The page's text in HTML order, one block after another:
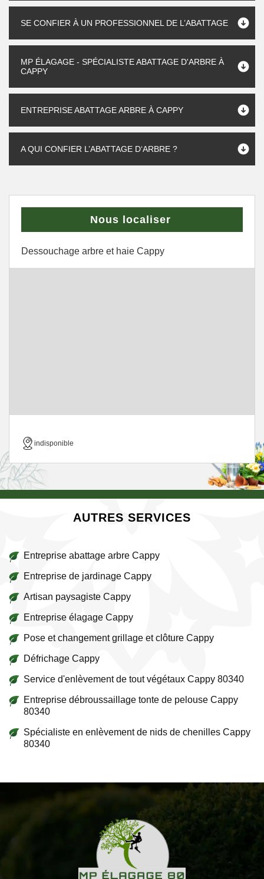
SE CONFIER À UN PROFESSIONNEL DE L’ABATTAGE
MP ÉLAGAGE - SPÉCIALISTE ABATTAGE D'ARBRE À
CAPPY
ENTREPRISE ABATTAGE ARBRE À CAPPY
A QUI CONFIER L’ABATTAGE D‘ARBRE ?
Nous localiser
Dessouchage arbre et haie Cappy
indisponible
AUTRES SERVICES
Entreprise abattage arbre Cappy
Entreprise de jardinage Cappy
Artisan paysagiste Cappy
Entreprise élagage Cappy
Pose et changement grillage et clôture Cappy
Défrichage Cappy
Service d'enlèvement de tout végétaux Cappy 80340
Entreprise débroussaillage tonte de pelouse Cappy
80340
Spécialiste en enlèvement de nids de chenilles Cappy
80340